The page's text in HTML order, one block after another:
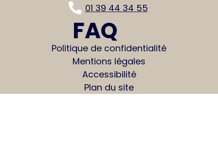
01 39 44 34 55
FAQ
Politique de confidentialité
Mentions légales
Accessibilité
Plan du site